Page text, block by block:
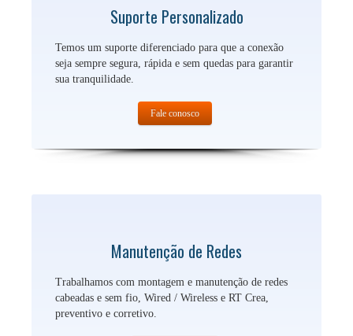
Suporte Personalizado
Temos um suporte diferenciado para que a conexão
seja sempre segura, rápida e sem quedas para garantir
sua tranquilidade.
Fale conosco
Manutenção de Redes
Trabalhamos com montagem e manutenção de redes
cabeadas e sem fio, Wired / Wireless e RT Crea,
preventivo e corretivo.